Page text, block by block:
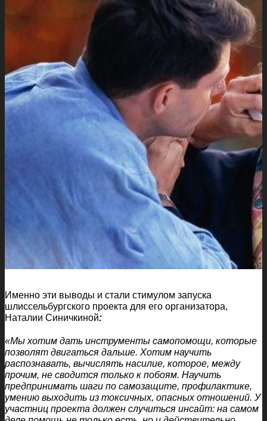
Именно эти выводы и стали стимулом запуска
шлиссельбургского проекта для его организатора,
Наталии Синичкиной:
«Мы хотим дать инструменты самопомощи, которые
позволят двигаться дальше. Хотим научить
распознавать, вычислять насилие, которое, между
прочим, не сводится только к побоям. Научить
предпринимать шаги по самозащите, профилактике,
умению выходить из токсичных, опасных отношений. У
участниц проекта должен случиться инсайт: на самом